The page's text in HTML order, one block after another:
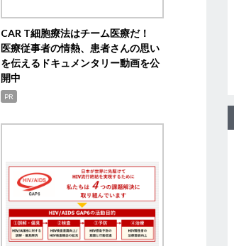
CAR T細胞療法はチーム医療だ！
医療従事者の情熱、患者さんの思い
を伝えるドキュメンタリー動画を公
開中
PR